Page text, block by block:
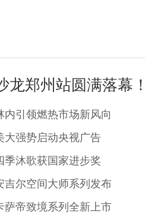
郑州站圆满落幕！
内引领燃热市场新风向
大强势启动央视广告
季沐歌获国家进步奖
吉尔空间大师系列发布
萨帝致境系列全新上市